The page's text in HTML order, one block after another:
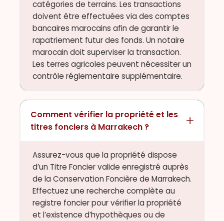
catégories de terrains. Les transactions
doivent être effectuées via des comptes
bancaires marocains afin de garantir le
rapatriement futur des fonds. Un notaire
marocain doit superviser la transaction.
Les terres agricoles peuvent nécessiter un
contrôle réglementaire supplémentaire.
Comment vérifier la propriété et les
titres fonciers à Marrakech ?
Assurez-vous que la propriété dispose
d’un Titre Foncier valide enregistré auprès
de la Conservation Foncière de Marrakech.
Effectuez une recherche complète au
registre foncier pour vérifier la propriété
et l’existence d’hypothèques ou de